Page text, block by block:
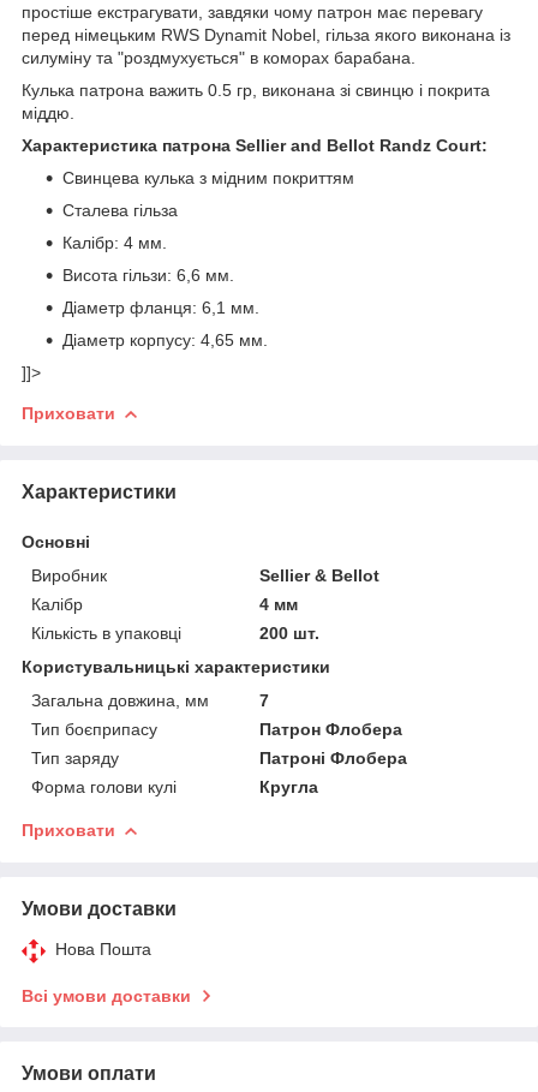
простіше екстрагувати, завдяки чому патрон має перевагу
перед німецьким RWS Dynamit Nobel, гільза якого виконана із
силуміну та "роздмухується" в коморах барабана.
Кулька патрона важить 0.5 гр, виконана зі свинцю і покрита
міддю.
Характеристика патрона Sellier and Bellot Randz Court:
Свинцева кулька з мідним покриттям
Сталева гільза
Калібр: 4 мм.
Висота гільзи: 6,6 мм.
Діаметр фланця: 6,1 мм.
Діаметр корпусу: 4,65 мм.
]]>
Приховати
Характеристики
Основні
Виробник
Sellier & Bellot
Калібр
4 мм
Кількість в упаковці
200 шт.
Користувальницькі характеристики
Загальна довжина, мм
7
Тип боєприпасу
Патрон Флобера
Тип заряду
Патроні Флобера
Форма голови кулі
Кругла
Приховати
Умови доставки
Нова Пошта
Всі умови доставки
Умови оплати